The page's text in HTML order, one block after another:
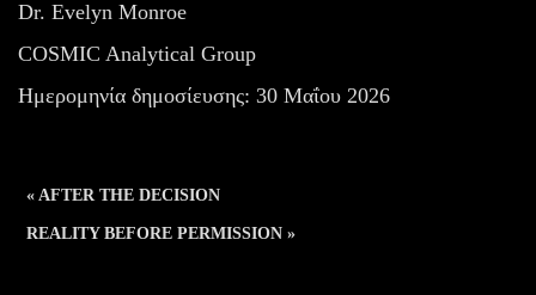
Dr. Evelyn Monroe
COSMIC Analytical Group
Ημερομηνία δημοσίευσης: 30 Μαΐου 2026
« AFTER THE DECISION
REALITY BEFORE PERMISSION »